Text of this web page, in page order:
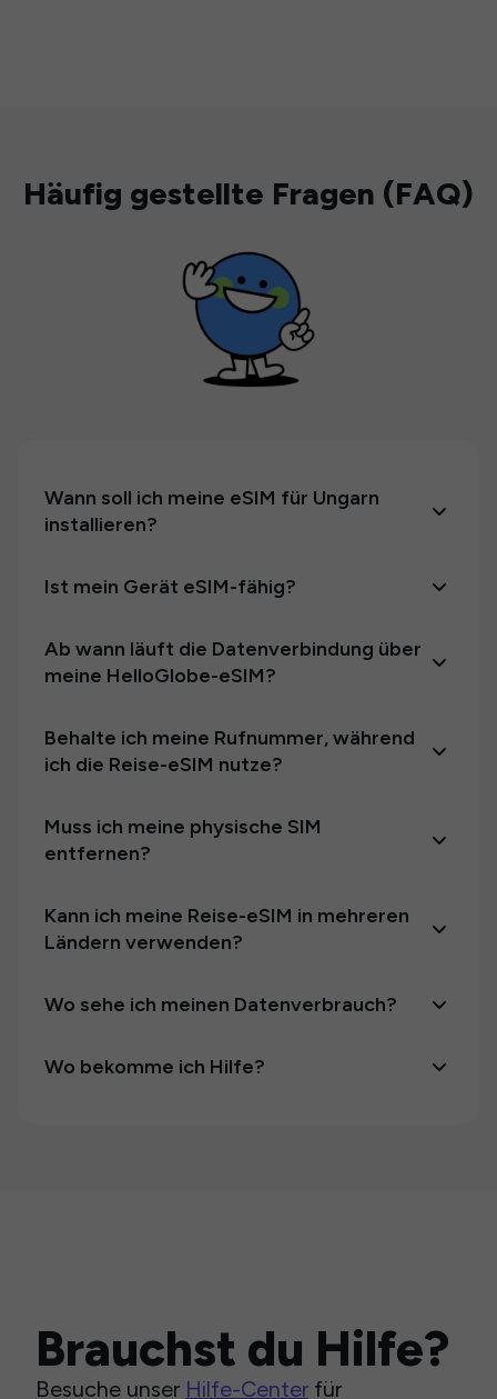
Häufig gestellte Fragen (FAQ)
Wann soll ich meine eSIM für Ungarn
installieren?
Ist mein Gerät eSIM-fähig?
Ab wann läuft die Datenverbindung über
meine HelloGlobe-eSIM?
Behalte ich meine Rufnummer, während
ich die Reise-eSIM nutze?
Muss ich meine physische SIM
entfernen?
Kann ich meine Reise-eSIM in mehreren
Ländern verwenden?
Wo sehe ich meinen Datenverbrauch?
Wo bekomme ich Hilfe?
Brauchst du Hilfe?
Besuche unser Hilfe-Center für